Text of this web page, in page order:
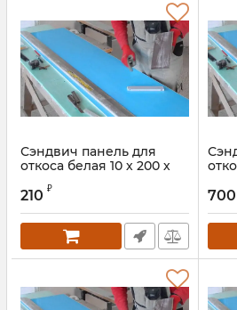
Сэндвич панель для
откоса белая 10 х 200 х
210 ₽ 700